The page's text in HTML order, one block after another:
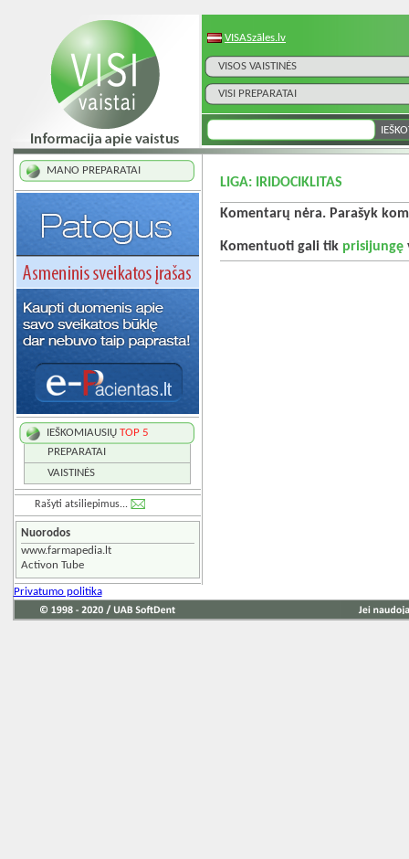
VISASzāles.lv
VISOS VAISTINĖS
VISI PREPARATAI
MANO PREPARATAI
IEŠKOMIAUSIŲ TOP 5
PREPARATAI
VAISTINĖS
Rašyti atsiliepimus...
Nuorodos
www.farmapedia.lt
Activon Tube
LIGA: IRIDOCIKLITAS
Komentarų nėra. Parašyk
Komentuoti gali tik prisijungę
Privatumo politika